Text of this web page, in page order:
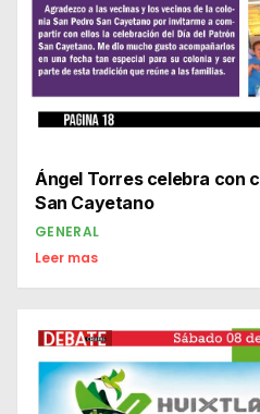
Ángel Torres celebra con
San Cayetano
GENERAL
Leer mas